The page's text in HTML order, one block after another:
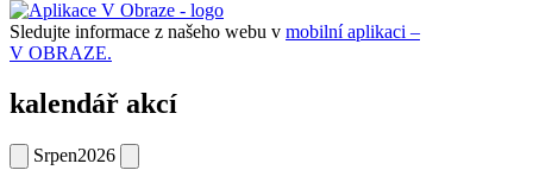
Sledujte informace z našeho webu v mobilní aplikaci –
V OBRAZE.
kalendář akcí
Srpen2026